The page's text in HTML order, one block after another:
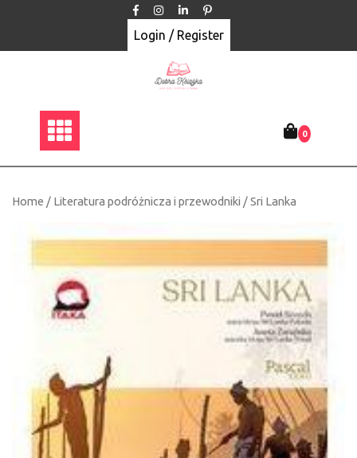
Login / Register
0
Home / Literatura podróżnicza i przewodniki / Sri Lanka